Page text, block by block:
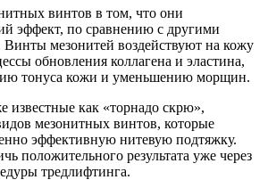
винтов в том, что они
эффект, по сравнению с другими
мезонитей воздействуют на кожу
обновления коллагена и эластина,
тонуса кожи и уменьшению морщин.
известные как «торнадо скрю»,
мезонитных винтов, которые
эффективную нитевую подтяжку.
положительного результата уже через
тредлифтинга.